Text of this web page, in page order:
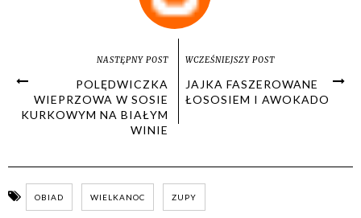
NASTĘPNY POST
POLĘDWICZKA
WIEPRZOWA W SOSIE
KURKOWYM NA BIAŁYM
WINIE
WCZEŚNIEJSZY POST
JAJKA FASZEROWANE
ŁOSOSIEM I AWOKADO
OBIAD WIELKANOC ZUPY